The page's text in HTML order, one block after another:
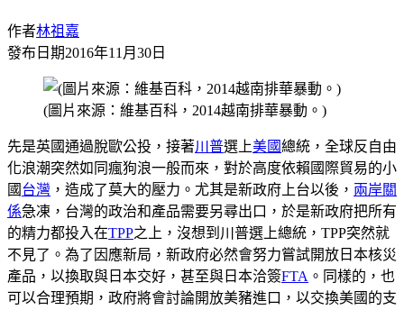
作者林祖嘉
發布日期2016年11月30日
(圖片來源：維基百科，2014越南排華暴動。)
先是英國通過脫歐公投，接著川普選上美國總統，全球反自由
化浪潮突然如同瘋狗浪一般而來，對於高度依賴國際貿易的小
國 台灣 ，造成了莫大的壓力。尤其是新政府上台以後， 兩岸關
係急凍，台灣的政治和產品需要另尋出口，於是新政府把所有
的精力都投入在TPP之上，沒想到川普選上總統，TPP突然就
不見了。為了因應新局，新政府必然會努力嘗試開放日本核災
產品，以換取與日本交好，甚至與日本洽簽FTA 。同樣的，也
可以合理預期，政府將會討論開放美豬進口，以交換美國的支